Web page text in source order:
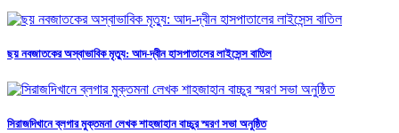
ছয় নবজাতকের অস্বাভাবিক মৃত্যু: আদ-দ্বীন হাসপাতালের লাইসেন্স বাতিল
সিরাজদিখানে ব্লগার মুক্তমনা লেখক শাহজাহান বাচ্চুর স্মরণ সভা অনুষ্ঠিত